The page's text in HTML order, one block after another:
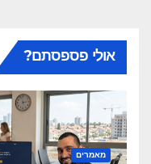
אולי פספסתם?
מאמרים